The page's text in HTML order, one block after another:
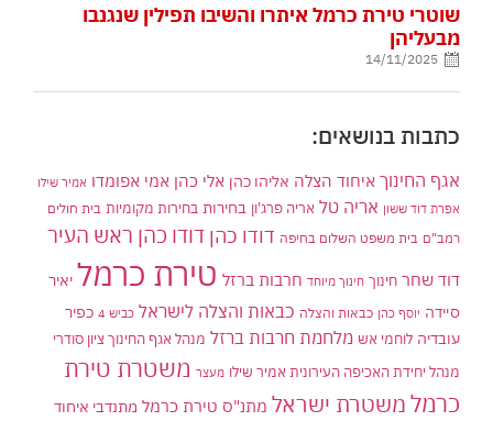
שוטרי טירת כרמל איתרו והשיבו תפילין שנגנבו
מבעליהן
14/11/2025
כתבות בנושאים:
אגף החינוך איחוד הצלה אליהו כהן אלי כהן אמי אפומדו אמיר שילו
אפרת דוד ששון אריה טל אריה פרג'ון בחירות בחירות מקומיות בית חולים
רמב"ם בית משפט השלום בחיפה דודו כהן דודו כהן ראש העיר
דוד שחר חינוך חינוך מיוחד חרבות ברזל טירת כרמל יאיר
סיידה יוסף כהן כבאות והצלה כבאות והצלה לישראל כביש 4
כפיר
עובדיה לוחמי אש מלחמת חרבות ברזל מנהל אגף החינוך ציון סודרי
מנהל יחידת האכיפה העירונית אמיר שילו מעצר משטרת טירת
כרמלמשטרת ישראל מתנ"ס טירת כרמל מתנדבי איחוד